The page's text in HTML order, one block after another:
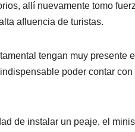
allí nuevamente tomo
afluencia de turistas.
tengan muy presente
poder contar
de instalar un peaje, el